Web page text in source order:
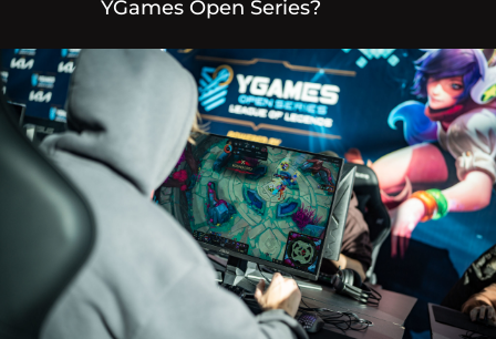
YGames Open Series?